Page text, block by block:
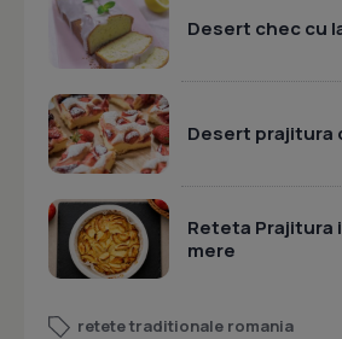
Desert chec cu
Desert prajitura
Reteta Prajitura
mere
retete traditionale romania